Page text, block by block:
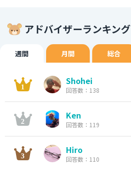
アドバイザーランキング
週間 月間 総合
Shohei
回答数：138
Ken
回答数：119
Hiro
回答数：110